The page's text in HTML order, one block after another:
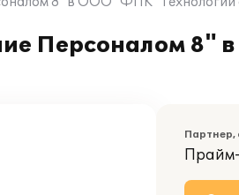
Персоналом
Партнер,